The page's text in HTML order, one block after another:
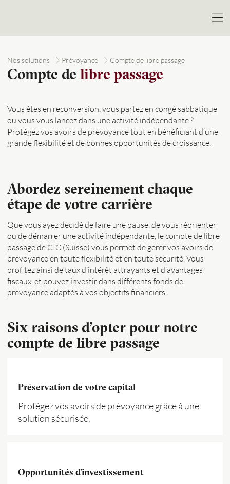
Nos solutions Prévoyance Compte de libre passage
Compte de libre passage
Vous êtes en reconversion, vous partez en congé sabbatique
ou vous vous lancez dans une activité indépendante ?
Protégez vos avoirs de prévoyance tout en bénéficiant d’une
grande flexibilité et de bonnes opportunités de croissance.
Abordez sereinement chaque
étape de votre carrière
Que vous ayez décidé de faire une pause, de vous réorienter
ou de démarrer une activité indépendante, le compte de libre
passage de CIC (Suisse) vous permet de gérer vos avoirs de
prévoyance en toute flexibilité et en toute sécurité. Vous
profitez ainsi de taux d’intérêt attrayants et d’avantages
fiscaux, et pouvez investir dans différents fonds de
prévoyance adaptés à vos objectifs financiers.
Six raisons d’opter pour notre
compte de libre passage
Préservation de votre capital
Protégez vos avoirs de prévoyance grâce à une
solution sécurisée.
Opportunités d’investissement